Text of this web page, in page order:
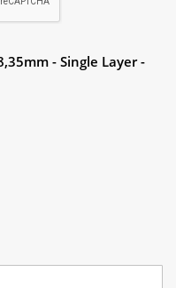
- Single Layer -